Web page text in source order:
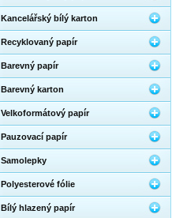
Kancelářský bílý karton
Recyklovaný papír
Barevný papír
Barevný karton
Velkoformátový papír
Pauzovací papír
Samolepky
Polyesterové fólie
Bílý hlazený papír